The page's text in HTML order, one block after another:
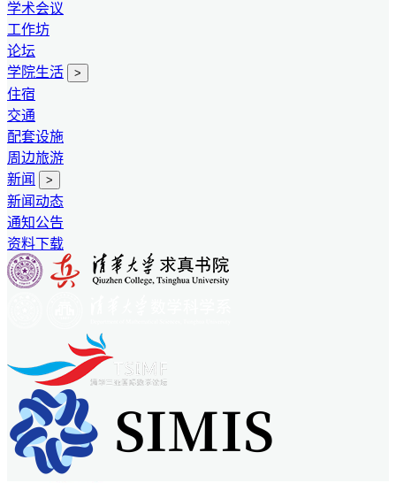
学术会议
工作坊
论坛
学院生活
>
住宿
交通
配套设施
周边旅游
新闻
>
新闻动态
通知公告
资料下载